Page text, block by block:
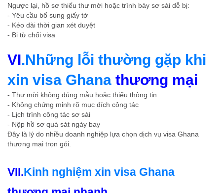
Ngược lại, hồ sơ thiếu thư mời hoặc trình bày sơ sài dễ bị:
- Yêu cầu bổ sung giấy tờ
- Kéo dài thời gian xét duyệt
- Bị từ chối visa
VI.Những lỗi thường gặp khi
xin visa Ghana thương mại
- Thư mời không đúng mẫu hoặc thiếu thông tin
- Không chứng minh rõ mục đích công tác
- Lịch trình công tác sơ sài
- Nộp hồ sơ quá sát ngày bay
Đây là lý do nhiều doanh nghiệp lựa chọn dịch vụ visa Ghana
thương mại trọn gói.
VII.Kinh nghiệm xin visa Ghana